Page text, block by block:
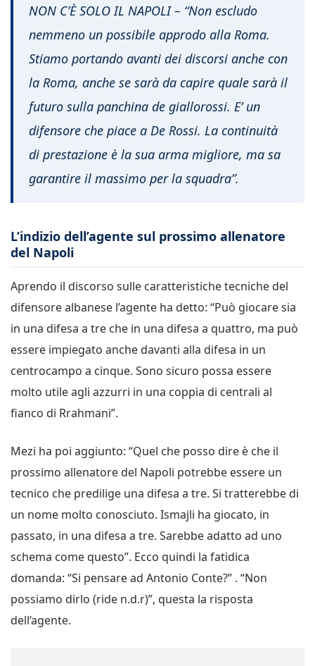
NON C’È SOLO IL NAPOLI – “Non escludo
nemmeno un possibile approdo alla Roma.
Stiamo portando avanti dei discorsi anche con
la Roma, anche se sarà da capire quale sarà il
futuro sulla panchina de giallorossi. E’ un
difensore che piace a De Rossi. La continuità
di prestazione è la sua arma migliore, ma sa
garantire il massimo per la squadra”.
L’indizio dell’agente sul prossimo allenatore
del Napoli
Aprendo il discorso sulle caratteristiche tecniche del
difensore albanese l’agente ha detto: “Può giocare sia
in una difesa a tre che in una difesa a quattro, ma può
essere impiegato anche davanti alla difesa in un
centrocampo a cinque. Sono sicuro possa essere
molto utile agli azzurri in una coppia di centrali al
fianco di Rrahmani”.
Mezi ha poi aggiunto: “Quel che posso dire è che il
prossimo allenatore del Napoli potrebbe essere un
tecnico che predilige una difesa a tre. Si tratterebbe di
un nome molto conosciuto. Ismajli ha giocato, in
passato, in una difesa a tre. Sarebbe adatto ad uno
schema come questo”. Ecco quindi la fatidica
domanda: “Si pensare ad Antonio Conte?” . “Non
possiamo dirlo (ride n.d.r)”, questa la risposta
dell’agente.